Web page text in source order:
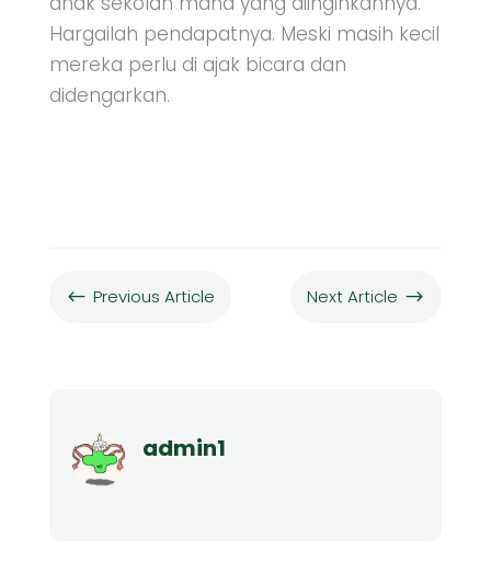
Hargailah pendapatnya. Meski masih kecil
mereka perlu di ajak bicara dan
didengarkan.
# Previous Article Next Article $
admin1